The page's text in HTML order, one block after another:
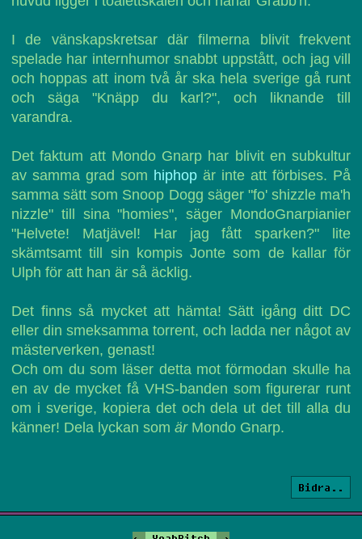
I de vänskapskretsar där filmerna blivit frekvent
spelade har internhumor snabbt uppstått, och jag vill
och hoppas att inom två år ska hela sverige gå runt
och säga "Knäpp du karl?", och liknande till
varandra.
Det faktum att Mondo Gnarp har blivit en subkultur
av samma grad som hiphop är inte att förbises. På
samma sätt som Snoop Dogg säger "fo' shizzle ma'h
nizzle" till sina "homies", säger MondoGnarpianier
"Helvete! Matjävel! Har jag fått sparken?" lite
skämtsamt till sin kompis Jonte som de kallar för
Ulph för att han är så äcklig.
Det finns så mycket att hämta! Sätt igång ditt DC
eller din smeksamma torrent, och ladda ner något av
mästerverken, genast!
Och om du som läser detta mot förmodan skulle ha
en av de mycket få VHS-banden som figurerar runt
om i sverige, kopiera det och dela ut det till alla du
känner! Dela lyckan som ärMondo Gnarp.
Bidra..